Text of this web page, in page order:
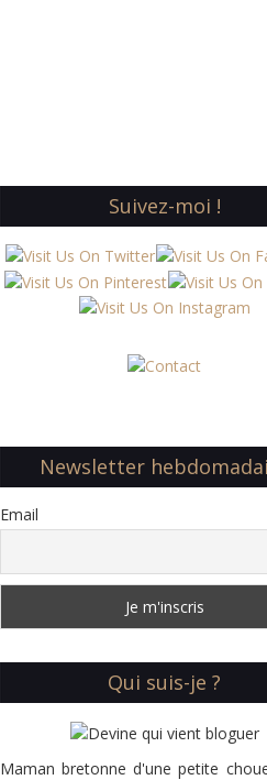
Suivez-moi !
Newsletter
Email
Qui suis-je ?
Maman bretonne d'une petite